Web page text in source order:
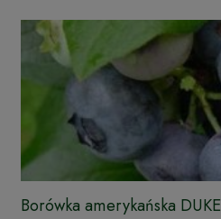
Borówka amerykańska DUKE